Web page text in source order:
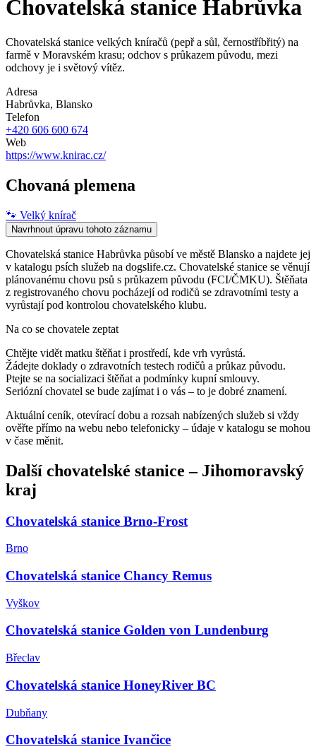
Chovatelská stanice Habrůvka
Chovatelská stanice velkých kníračů (pepř a sůl, černostříbřitý) na
farmě v Moravském krasu; odchov s průkazem původu, mezi
odchovy je i světový vítěz.
Adresa
Habrůvka, Blansko
Telefon
+420 606 600 674
Web
https://www.knirac.cz/
Chovaná plemena
🐾 Velký knírač
Navrhnout úpravu tohoto záznamu
Chovatelská stanice Habrůvka působí ve městě Blansko a najdete jej
v katalogu psích služeb na dogslife.cz. Chovatelské stanice se věnují
plánovanému chovu psů s průkazem původu (FCI/ČMKU). Štěňata
z registrovaného chovu pocházejí od rodičů se zdravotními testy a
vyrůstají pod kontrolou chovatelského klubu.
Na co se chovatele zeptat
Chtějte vidět matku štěňat i prostředí, kde vrh vyrůstá.
Žádejte doklady o zdravotních testech rodičů a průkaz původu.
Ptejte se na socializaci štěňat a podmínky kupní smlouvy.
Seriózní chovatel se bude zajímat i o vás – to je dobré znamení.
Aktuální ceník, otevírací dobu a rozsah nabízených služeb si vždy
ověřte přímo na webu nebo telefonicky – údaje v katalogu se mohou
v čase měnit.
Další chovatelské stanice – Jihomoravský
kraj
Chovatelská stanice Brno-Frost
Brno
Chovatelská stanice Chancy Remus
Vyškov
Chovatelská stanice Golden von Lundenburg
Břeclav
Chovatelská stanice HoneyRiver BC
Dubňany
Chovatelská stanice Ivančice